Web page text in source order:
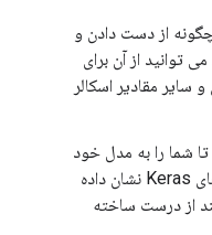
از دست دادن و
توانید از آن برای
سایر مقادیر اسکالر
شما را به مدل خود
را تجسم. در این مورد، نمودار لایه‌های Keras نشان داده
از درست ساخته